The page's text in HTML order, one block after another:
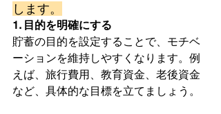
します。
1. 目的を明確にする
貯蓄の目的を設定することで、モチベ
ーションを維持しやすくなります。例
えば、旅行費用、教育資金、老後資金
など、具体的な目標を立てましょう。